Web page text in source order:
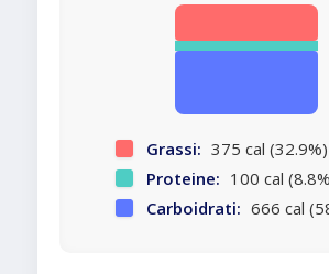
Grassi: 375 cal (32.9%)
Proteine: 100 cal
Carboidrati: 666 cal